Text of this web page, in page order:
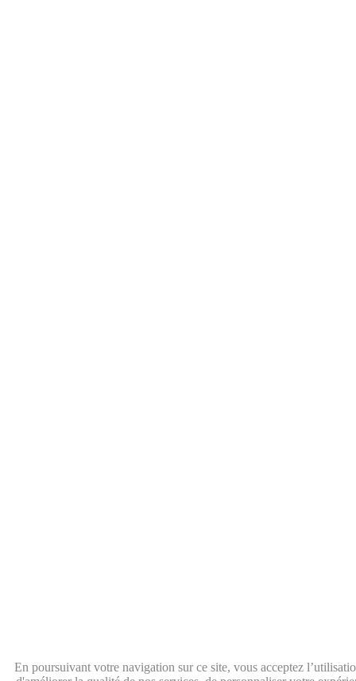
En poursuivant votre navigation sur ce site, vous acceptez